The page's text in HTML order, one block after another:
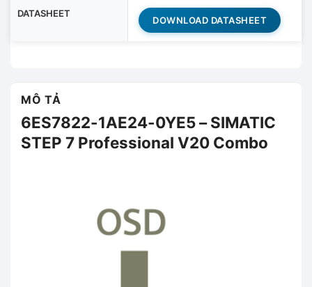
DATASHEET
DOWNLOAD DATASHEET
MÔ TẢ
6ES7822-1AE24-0YE5 – SIMATIC
STEP 7 Professional V20 Combo